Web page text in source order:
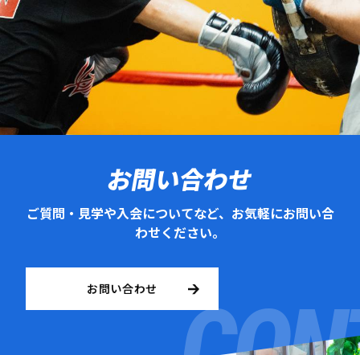
お問い合わせ
ご質問・見学や入会についてなど、お気軽にお問い合
わせください。
お問い合わせ